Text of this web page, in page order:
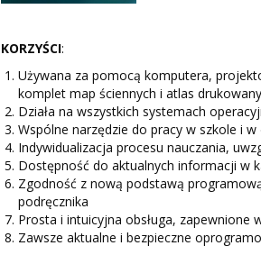
KORZYŚCI:
Używana za pomocą komputera,
komplet map ściennych i atlas
Działa na wszystkich systemach
Wspólne narzędzie do pracy w szkole i
Indywidualizacja procesu nauczania,
Dostępność do aktualnych informacji w
Zgodność z nową podstawą
podręcznika
Prosta i intuicyjna obsługa, zapewnione
Zawsze aktualne i bezpieczne